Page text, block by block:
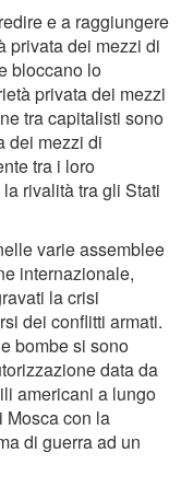
e a raggiungere
privata dei mezzi di
bloccano lo
privata dei mezzi
tra capitalisti sono
dei mezzi di
tra i loro
rivalità tra gli Stati
varie assemblee
internazionale,
la crisi
dei conflitti armati.
bombe si sono
data da
americani a lungo
Mosca con la
di guerra ad un